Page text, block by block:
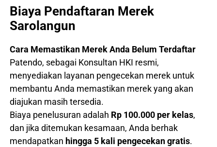
Biaya Pendaftaran Merek
Sarolangun
Cara Memastikan Merek Anda Belum Terdaftar
Patendo, sebagai Konsultan HKI resmi,
menyediakan layanan pengecekan merek untuk
membantu Anda memastikan merek yang akan
diajukan masih tersedia.
Biaya penelusuran adalah Rp 100.000 per kelas,
dan jika ditemukan kesamaan, Anda berhak
mendapatkan hingga 5 kali pengecekan gratis.